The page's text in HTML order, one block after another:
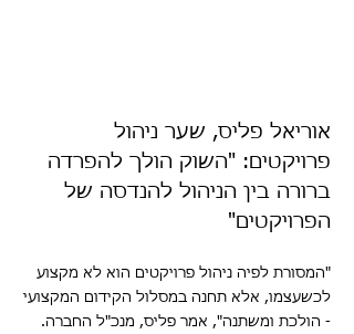
אוריאל פליס, שער ניהול
פרויקטים: "השוק הולך להפרדה
ברורה בין הניהול להנדסה של
הפרויקטים"
"המסורת לפיה ניהול פרויקטים הוא לא מקצוע
לכשעצמו, אלא תחנה במסלול הקידום המקצועי
- הולכת ומשתנה", אמר פליס, מנכ"ל החברה.